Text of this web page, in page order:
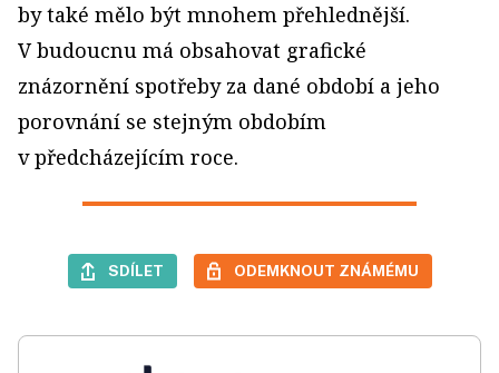
by také mělo být mnohem přehlednější.
V budoucnu má obsahovat grafické
znázornění spotřeby za dané období a jeho
porovnání se stejným obdobím
v předcházejícím roce.
SDÍLET ODEMKNOUT ZNÁMÉMU